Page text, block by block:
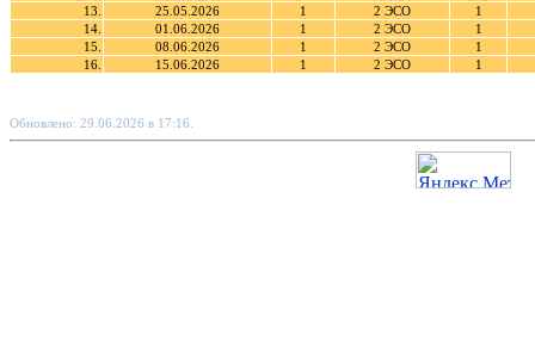
13.
25.05.2026 1 2 ЭСО
1
14.
01.06.2026 1 2 ЭСО
1
15.
08.06.2026 1 2 ЭСО
1
16.
15.06.2026 1 2 ЭСО 1
Обновлено: 29.06.2026 в 17:16.